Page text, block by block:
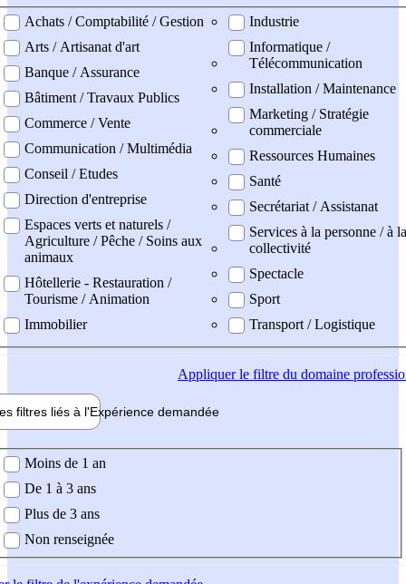
professionel
Achats / Comptabilité / Gestion
Arts / Artisanat d'art
Banque / Assurance
Bâtiment / Travaux Publics
Commerce / Vente
Communication / Multimédia
Conseil / Etudes
Direction d'entreprise
Espaces verts et naturels /
Agriculture / Pêche / Soins aux
animaux
Hôtellerie - Restauration /
Tourisme / Animation
Immobilier
Industrie
Informatique /
Télécommunication
Installation / Maintenance
Marketing / Stratégie
commerciale
Ressources Humaines
Santé
Secrétariat / Assistanat
Services à la personne / à la
collectivité
Spectacle
Sport
Transport / Logistique
Appliquerle filtre du domaine
filtres liés à l'Expérience demandée
demandée
Moins de 1 an
De 1 à 3 ans
Plus de 3 ans
Non renseignée